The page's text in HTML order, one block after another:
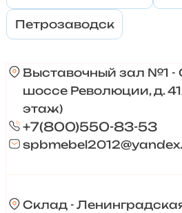
Петрозаводск
Выставочный зал №1 -
шоссе Революции, д.
этаж)
+7(800)550-83-53
Склад -